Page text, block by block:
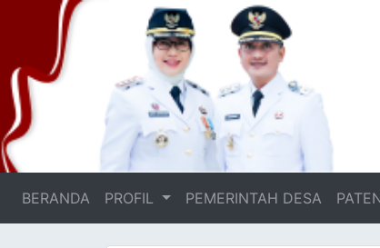
BERANDA (current)
PROFIL PEMERINTAH DESA